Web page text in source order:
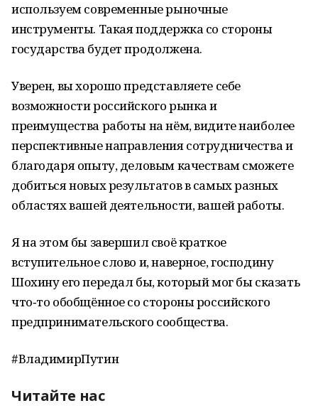
используем современные рыночные
инструменты. Такая поддержка со стороны
государства будет продолжена.
Уверен, вы хорошо представляете себе
возможности российского рынка и
преимущества работы на нём, видите наиболее
перспективные направления сотрудничества и
благодаря опыту, деловым качествам сможете
добиться новых результатов в самых разных
областях вашей деятельности, вашей работы.
Я на этом бы завершил своё краткое
вступительное слово и, наверное, господину
Шохину его передал бы, который мог бы сказать
что‑то обобщённое со стороны российского
предпринимательского сообщества.
#ВладимирПутин
Читайте нас